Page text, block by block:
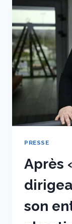
PRESSE
Après
son